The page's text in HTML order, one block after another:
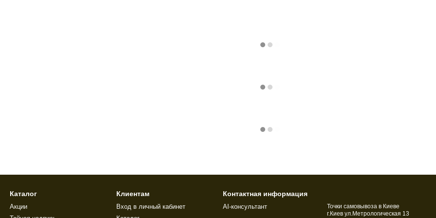
Каталог
Акции
Клиентам
Вход в личный кабинет
Контактная информация
AI-консультант
Точки самовывоза в Киеве
г.Киев ул.Метрологическая 13